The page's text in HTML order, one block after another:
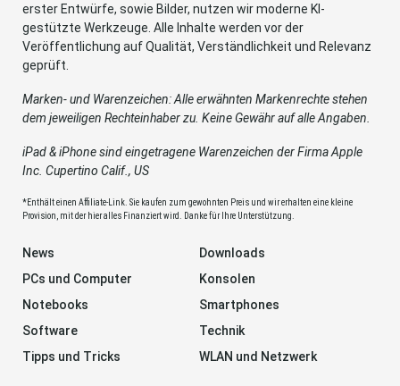
erster Entwürfe, sowie Bilder, nutzen wir moderne KI-
gestützte Werkzeuge. Alle Inhalte werden vor der
Veröffentlichung auf Qualität, Verständlichkeit und Relevanz
geprüft.
Marken- und Warenzeichen: Alle erwähnten Markenrechte stehen
dem jeweiligen Rechteinhaber zu. Keine Gewähr auf alle Angaben.
iPad & iPhone sind eingetragene Warenzeichen der Firma Apple
Inc. Cupertino Calif., US
*Enthält einen Affiliate-Link. Sie kaufen zum gewohnten Preis und wir erhalten eine kleine
Provision, mit der hier alles Finanziert wird. Danke für Ihre Unterstützung.
News
Downloads
PCs und Computer
Konsolen
Notebooks
Smartphones
Software
Technik
Tipps und Tricks
WLAN und Netzwerk